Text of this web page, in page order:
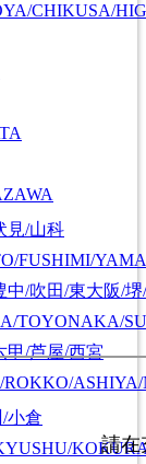
CHIKUSA/
見/山科
FUSHIMI/
中/吹田/東大阪/
TOYONAKA/
甲/芦屋/西宮
ROKKO/
小倉